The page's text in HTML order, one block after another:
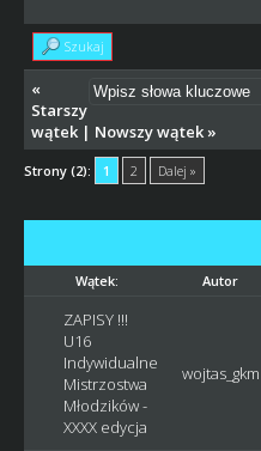
Szukaj
«
Starszy
wątek| Nowszy wątek»
Strony (2): 1 2 Dalej »
Wątek: Autor
ZAPISY !!!
U16
Indywidualne
Mistrzostwa
Młodzików -
XXXX edycja
wojtas_gkm